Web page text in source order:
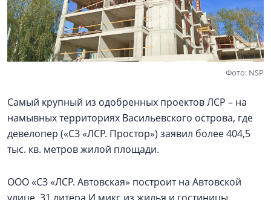
Фото: NSP
Самый крупный из одобренных проектов ЛСР – на
намывных территориях Васильевского острова, где
девелопер («СЗ «ЛСР. Простор») заявил более 404,5
тыс. кв. метров жилой площади.
ООО «СЗ «ЛСР. Автовская» построит на Автовской